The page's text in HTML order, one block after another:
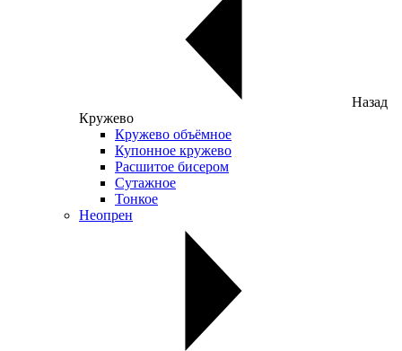
Назад
Кружево
Кружево объёмное
Купонное кружево
Расшитое бисером
Сутажное
Тонкое
Неопрен